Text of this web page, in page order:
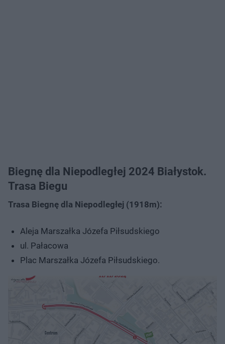
Biegnę dla Niepodległej 2024 Białystok.
Trasa Biegu
Trasa Biegnę dla Niepodległej (1918m):
Aleja Marszałka Józefa Piłsudskiego
ul. Pałacowa
Plac Marszałka Józefa Piłsudskiego.